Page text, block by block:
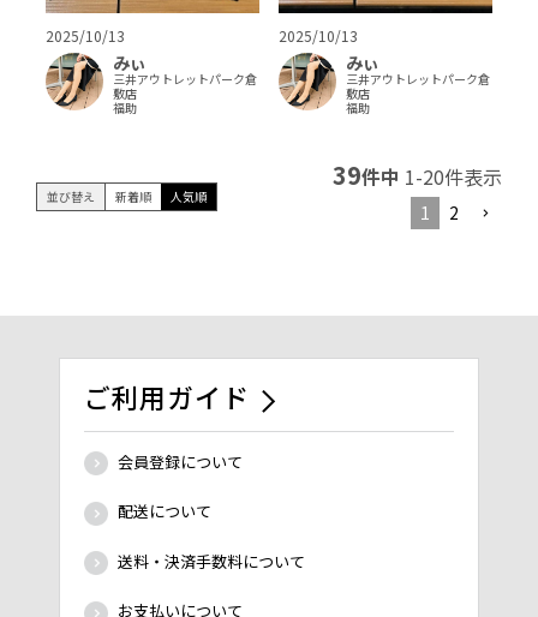
2025/10/13
みぃ
三井アウトレットパーク倉
敷店
福助
2025/10/13
みぃ
三井アウトレットパーク倉
敷店
福助
並び替え 新着順 人気順
39件中 1-20件表示
1 2
ご利用ガイド
会員登録について
配送について
送料・決済手数料について
お支払いについて